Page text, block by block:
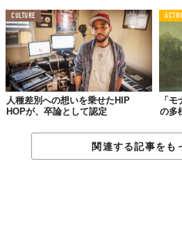
CULTURE
人種差別への想いを乗せたHIP
HOPが、卒論として認定
「
の多
関連する記事をも